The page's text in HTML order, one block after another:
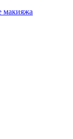
макияжа